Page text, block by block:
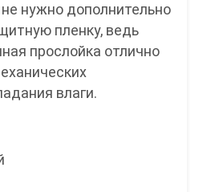
нужно дополнительно
пленку, ведь
прослойка отлично
влаги.